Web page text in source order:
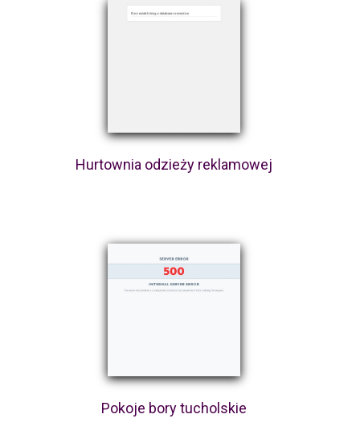
Hurtownia odzieży reklamowej
Pokoje bory tucholskie